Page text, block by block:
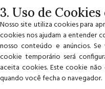
3. Uso de
Nosso site utiliza cookies para
cookies nos ajudam a entender
nosso conteúdo e anúncios.
cookie temporário será
aceita cookies. Este cookie
quando você fecha o navegador.